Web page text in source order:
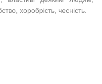
хоробрість, чесність.